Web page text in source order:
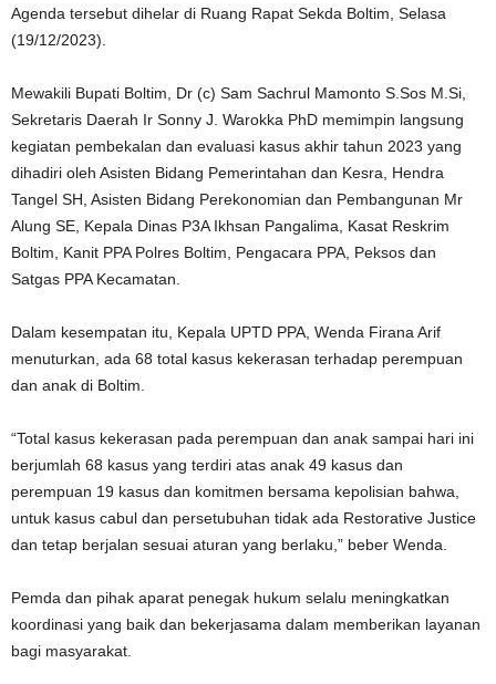
Agenda tersebut dihelar di Ruang Rapat Sekda Boltim, Selasa
(19/12/2023).
Mewakili Bupati Boltim, Dr (c) Sam Sachrul Mamonto S.Sos M.Si,
Sekretaris Daerah Ir Sonny J. Warokka PhD memimpin langsung
kegiatan pembekalan dan evaluasi kasus akhir tahun 2023 yang
dihadiri oleh Asisten Bidang Pemerintahan dan Kesra, Hendra
Tangel SH, Asisten Bidang Perekonomian dan Pembangunan Mr
Alung SE, Kepala Dinas P3A Ikhsan Pangalima, Kasat Reskrim
Boltim, Kanit PPA Polres Boltim, Pengacara PPA, Peksos dan
Satgas PPA Kecamatan.
Dalam kesempatan itu, Kepala UPTD PPA, Wenda Firana Arif
menuturkan, ada 68 total kasus kekerasan terhadap perempuan
dan anak di Boltim.
“Total kasus kekerasan pada perempuan dan anak sampai hari ini
berjumlah 68 kasus yang terdiri atas anak 49 kasus dan
perempuan 19 kasus dan komitmen bersama kepolisian bahwa,
untuk kasus cabul dan persetubuhan tidak ada Restorative Justice
dan tetap berjalan sesuai aturan yang berlaku,” beber Wenda.
Pemda dan pihak aparat penegak hukum selalu meningkatkan
koordinasi yang baik dan bekerjasama dalam memberikan layanan
bagi masyarakat.